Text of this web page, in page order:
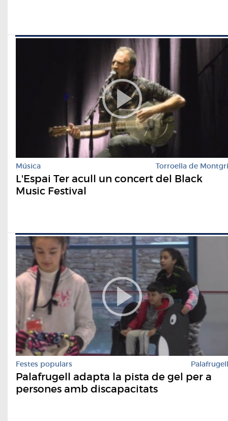
Música Torroella de Montgrí
L'Espai Ter acull un concert del Black
Music Festival
Festes populars Palafrugell
Palafrugell adapta la pista de gel per a
persones amb discapacitats